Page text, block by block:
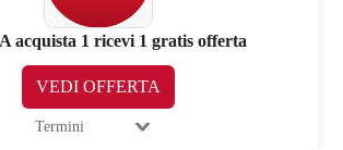
acquista 1 ricevi 1 gratis offerta
VEDI OFFERTA
Termini